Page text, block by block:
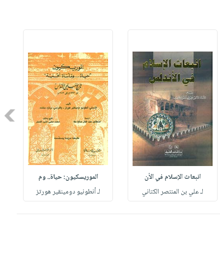
انبعاث الإسلام في الأن
لـ علي بن المنتصر الكتاني
الموريسكيون: حياة.. وم
لـ أنطونيو دومينقير هورتز